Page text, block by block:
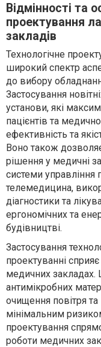
Відмінності та
проектування
закладів
Технологічне
широкий спектр
до вибору
Застосування
установи, які
пацієнтів та
ефективність та
Воно також
рішення у медичні
системи управління
телемедицина,
діагностики та
ергономічних та
будівництві.
Застосування
проектуванні
медичних
антимікробних
очищення повітря
мінімальним
проектування
роботи медичних